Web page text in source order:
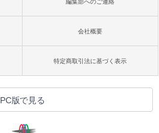
編集部へのご連絡
会社概要
特定商取引法に基づく表示
PC版で見る